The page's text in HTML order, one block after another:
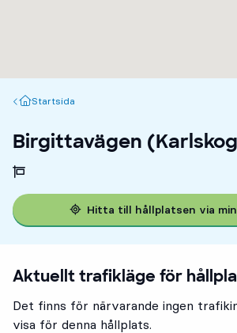
Startsida
Startsida
Birgittavägen
Hitta till hållplatsen via
Aktuellt trafikläge för
Det finns för närvarande ingen
visa för denna hållplats.